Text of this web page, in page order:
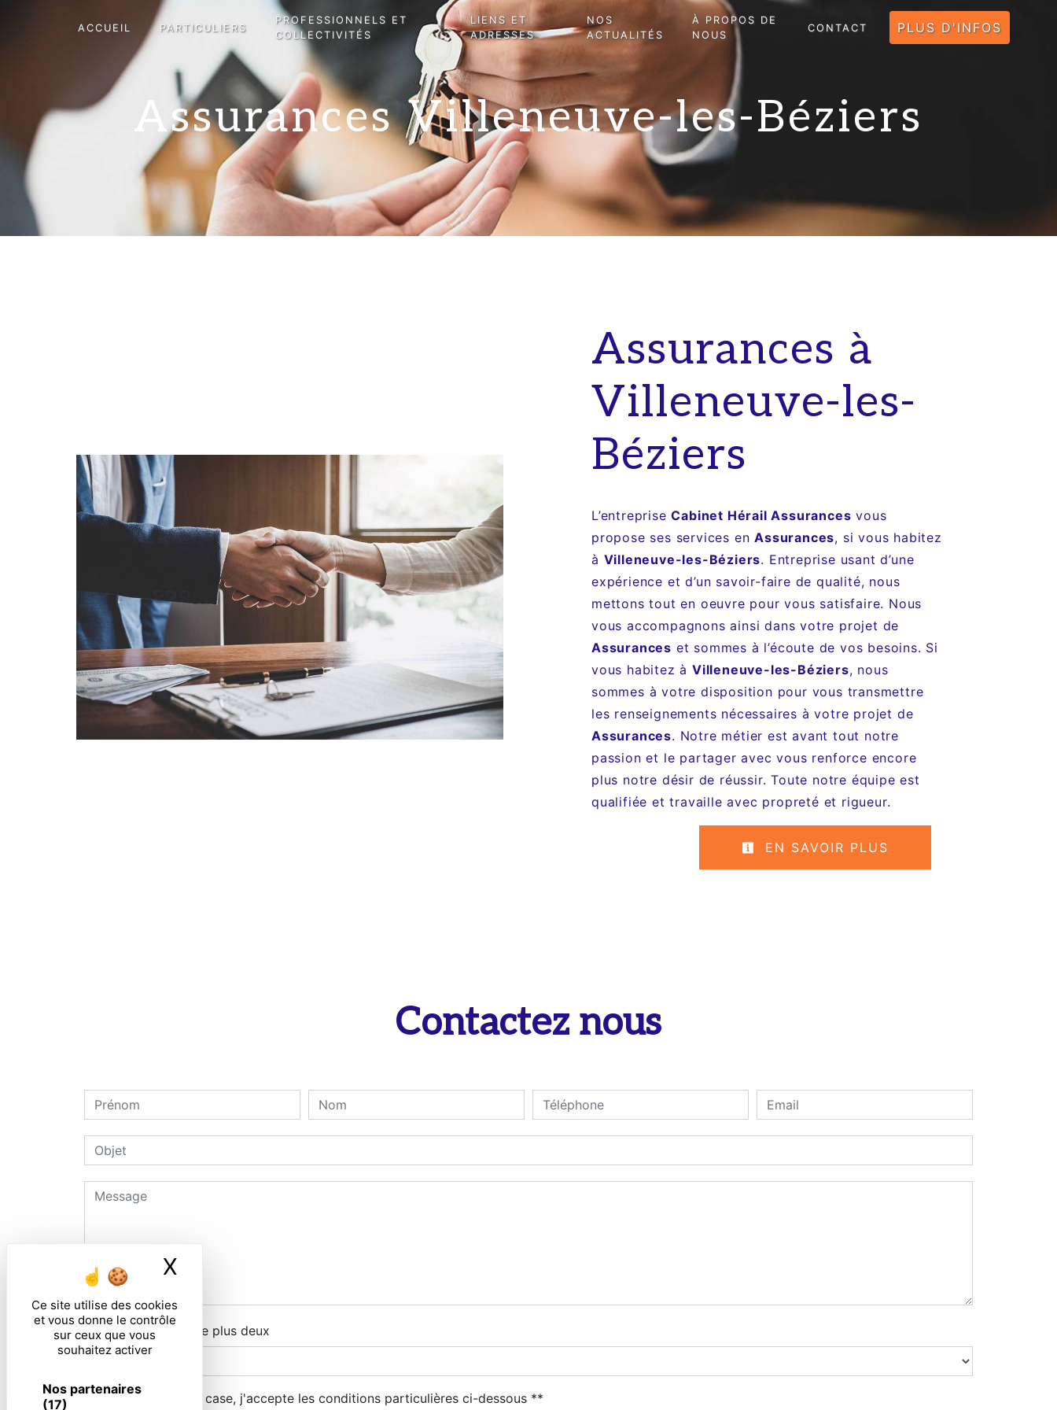
Panneau de gestion des cookies
Ce site utilise des cookies
et vous donne le contrôle
sur ceux que vous
souhaitez activer
Nos partenaires
(17)
X
ACCUEIL PARTICULIERS
PROFESSIONNELS ET
COLLECTIVITÉS
LIENS ET
ADRESSES
NOS
ACTUALITÉS
À PROPOS DE
NOUS
CONTACT PLUS D'INFOS
Assurances Villeneuve-les-Béziers
Assurances à
Villeneuve-les-
Béziers
L’entrepriseCabinet Hérail Assurances vous
propose ses services enAssurances, si vous habitez
à Villeneuve-les-Béziers. Entreprise usant d’une
expérience et d’un savoir-faire de qualité, nous
mettons tout en oeuvre pour vous satisfaire. Nous
vous accompagnons ainsi dans votre projet de
Assurances et sommes à l’écoute de vos besoins. Si
vous habitez àVilleneuve-les-Béziers, nous
sommes à votre disposition pour vous transmettre
les renseignements nécessaires à votre projet de
Assurances. Notre métier est avant tout notre
passion et le partager avec vous renforce encore
plus notre désir de réussir. Toute notre équipe est
qualifiée et travaille avec propreté et rigueur.
EN SAVOIR PLUS
Contactez nous
Combien font quatre plus deux
En cochant cette case, j'accepte les conditions particulières ci-dessous **